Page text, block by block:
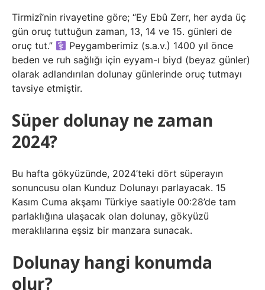
Tirmizî’nin rivayetine göre; “Ey Ebû Zerr, her ayda üç
gün oruç tuttuğun zaman, 13, 14 ve 15. günleri de
oruç tut.”
Peygamberimiz (s.a.v.) 1400 yıl önce
beden ve ruh sağlığı için eyyam-ı biyd (beyaz günler)
olarak adlandırılan dolunay günlerinde oruç tutmayı
tavsiye etmiştir.
Süper dolunay ne zaman
2024?
Bu hafta gökyüzünde, 2024’teki dört süperayın
sonuncusu olan Kunduz Dolunayı parlayacak. 15
Kasım Cuma akşamı Türkiye saatiyle 00:28’de tam
parlaklığına ulaşacak olan dolunay, gökyüzü
meraklılarına eşsiz bir manzara sunacak.
Dolunay hangi konumda
olur?